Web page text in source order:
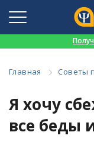
Главная Советы
Я хочу
все беды